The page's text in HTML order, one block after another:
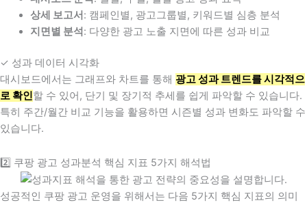
상세 보고서 : 캠페인별, 광고그룹별, 키워드별 심층 분석
지면별 분석 : 다양한 광고 노출 지면에 따른 성과 비교
✓ 성과 데이터 시각화
대시보드에서는 그래프와 차트를 통해 광고 성과 트렌드를 시각적으
로 확인할 수 있어, 단기 및 장기적 추세를 쉽게 파악할 수 있습니다.
특히 주간/월간 비교 기능을 활용하면 시즌별 성과 변화도 파악할 수
있습니다.
2️⃣ 쿠팡 광고 성과분석 핵심 지표 5가지 해석법
성공적인 쿠팡 광고 운영을 위해서는 다음 5가지 핵심 지표의 의미